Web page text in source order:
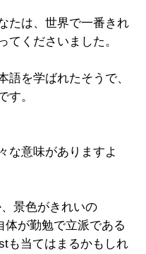
たは、世界で一番きれ
てくださいました。
語を学ばれたそうで、
す。
な意味がありますよ
景色がきれいの
体が勤勉で立派である
も当てはまるかもしれ